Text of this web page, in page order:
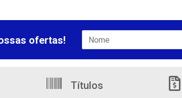
ofertas!
Títulos